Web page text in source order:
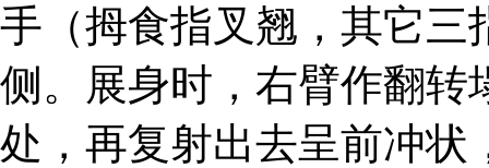
手（拇食指叉翘，其它三
侧。展身时，右臂作翻转
处，再复射出去呈前冲状